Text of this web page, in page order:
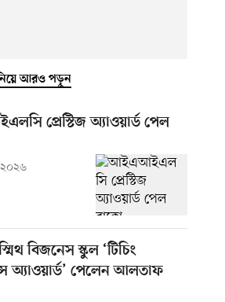
নিয়ে আরও পড়ুন
প্রেস্টিজ অ্যাওয়ার্ড পেল
বিজনেস স্কুল ‘টিচিং
অ্যাওয়ার্ড’ পেলেন আলতাফ